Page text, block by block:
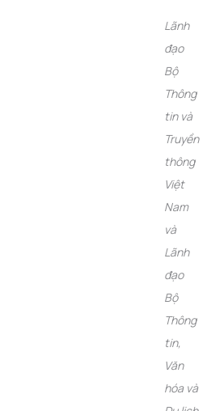
Lãnh
đạo
Bộ
Thông
tin và
Truyền
thông
Việt
Nam
và
Lãnh
đạo
Bộ
Thông
tin,
Văn
hóa và